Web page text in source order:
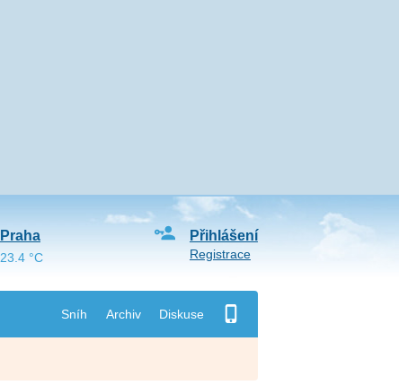
Sníh Archiv Diskuse
Přihlášení
Registrace
Praha
23.4 °C